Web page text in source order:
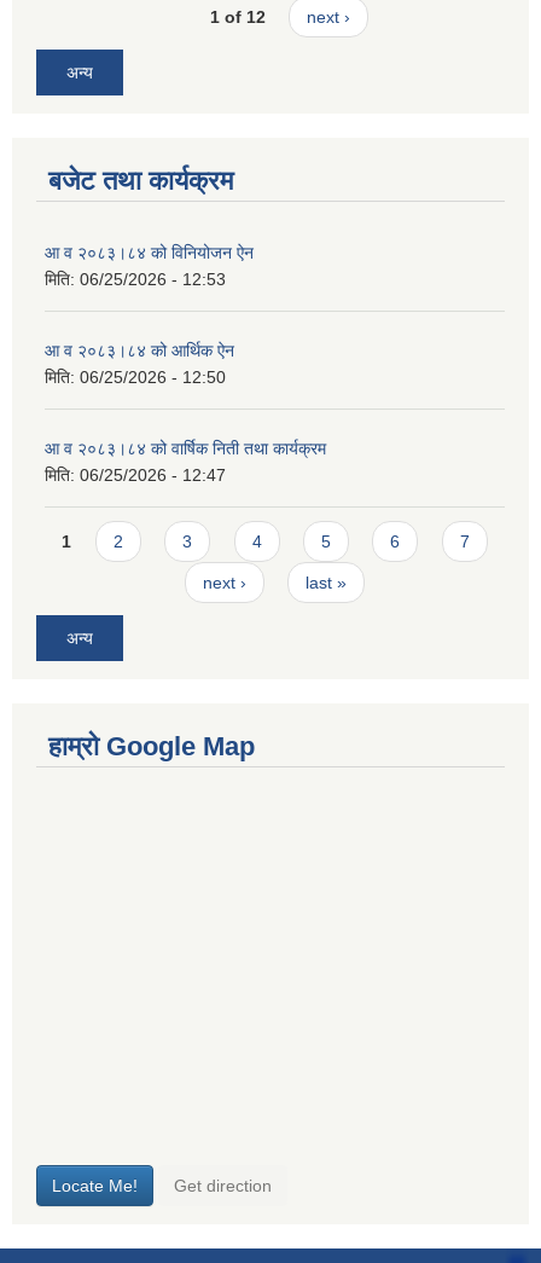
1 of 12 next ›
अन्य
बजेट तथा कार्यक्रम
आ व २०८३।८४ को विनियोजन ऐन
मिति: 06/25/2026 - 12:53
आ व २०८३।८४ को आर्थिक ऐन
मिति: 06/25/2026 - 12:50
आ व २०८३।८४ को वार्षिक निती तथा कार्यक्रम
मिति: 06/25/2026 - 12:47
Pages
1 2 3 4 5 6 7
next › last »
अन्य
हाम्रो Google Map